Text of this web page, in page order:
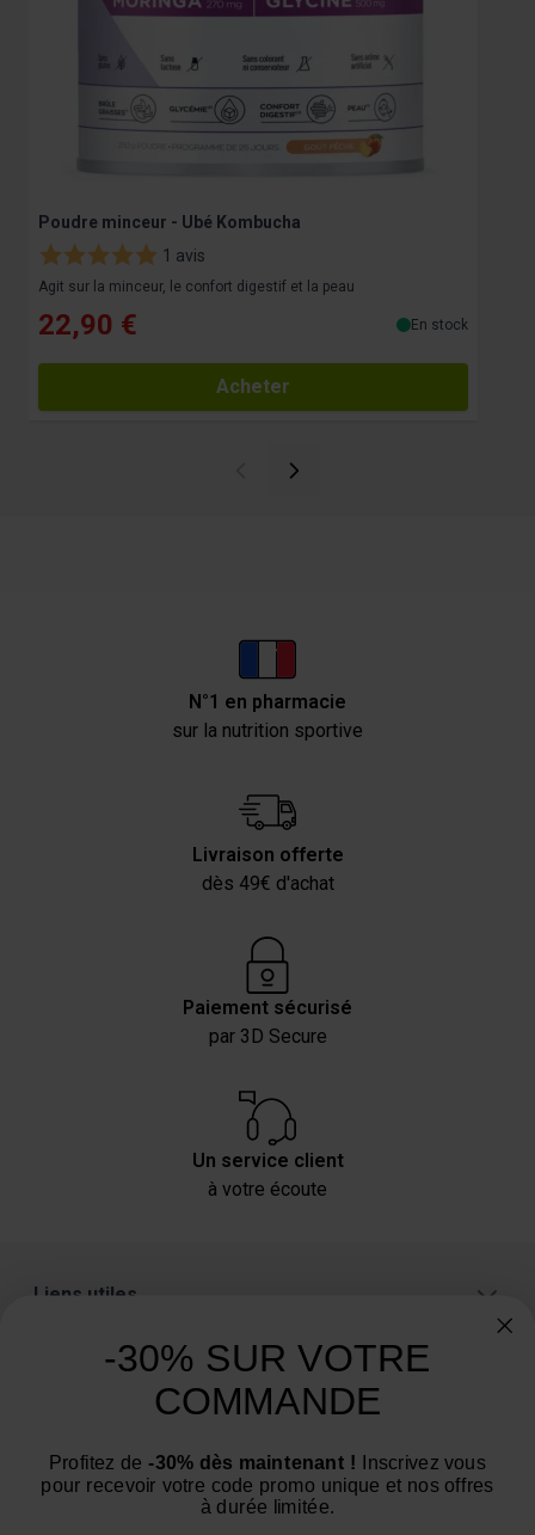
Poudre minceur - Ubé Kombucha
1 avis
Agit sur la minceur, le confort digestif et la peau
22,90 € En stock
Acheter
N°1 en pharmacie
sur la nutrition sportive
Livraison offerte
dès 49€ d'achat
Paiement sécurisé
par 3D Secure
Un service client
à votre écoute
Liens utiles
Nous contacter par email
-30% SUR VOTRE
COMMANDE
Profitez de -30% dès maintenant ! Inscrivez vous
pour recevoir votre code promo unique et nos offres
à durée limitée.